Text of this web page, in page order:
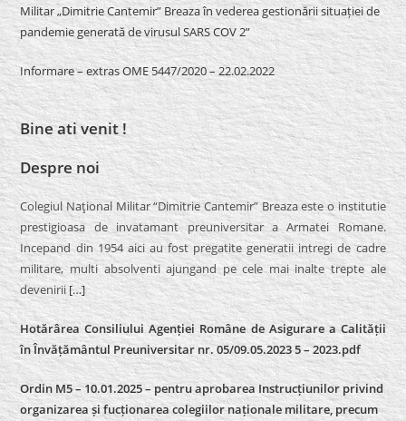
Militar „Dimitrie Cantemir” Breaza în vederea gestionării situației de
pandemie generată de virusul SARS COV 2”
Informare – extras OME 5447/2020 – 22.02.2022
Bine ati venit !
Despre noi
Colegiul Naţional Militar “Dimitrie Cantemir” Breaza este o institutie
prestigioasa de invatamant preuniversitar a Armatei Romane.
Incepand din 1954 aici au fost pregatite generatii intregi de cadre
militare, multi absolventi ajungand pe cele mai inalte trepte ale
devenirii […]
Hotărârea Consiliului Agenției Române de Asigurare a Calității
în Învățământul Preuniversitar nr. 05/09.05.2023 5 – 2023.pdf
Ordin M5 – 10.01.2025 – pentru aprobarea Instrucțiunilor privind
organizarea și fucționarea colegiilor naționale militare, precum